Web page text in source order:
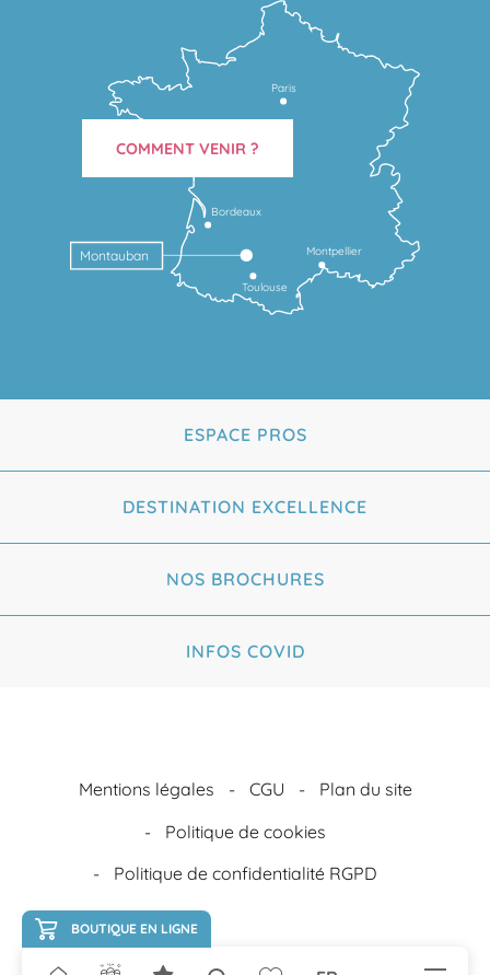
BOUTIQUE EN LIGNE
Toulouse
Montpellier
Bordeaux
Montauban
Paris
COMMENT VENIR ?
ESPACE PROS
DESTINATION EXCELLENCE
NOS BROCHURES
INFOS COVID
Mentions légales CGU
Plan du site
Politique de cookies
Politique de confidentialité RGPD